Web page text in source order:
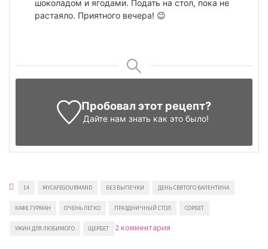
шоколадом и ягодами. Подать на стол, пока не
растаяло. Приятного вечера! 😉
Пробовал этот рецепт?
Дайте нам знать как это было!
14 MYCAFEGOURMAND БЕЗ ВЫПЕЧКИ ДЕНЬ СВЯТОГО ВАЛЕНТИНА
КАФЕ ГУРМАН ОЧЕНЬ ЛЕГКО ПРАЗДНИЧНЫЙ СТОЛ СОРБЕТ
УЖИН ДЛЯ ЛЮБИМОГО ЩЕРБЕТ 2 комментария